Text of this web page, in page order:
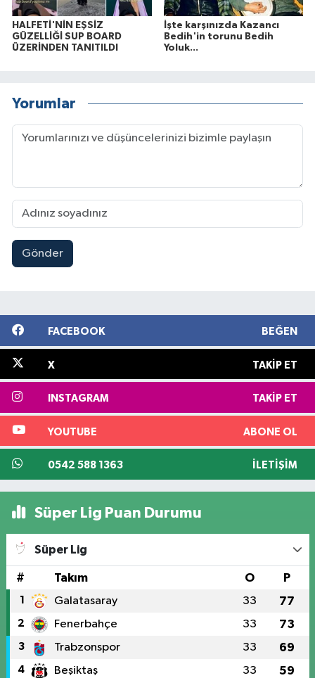
HALFETİ'NİN EŞSİZ
GÜZELLİĞİ SUP BOARD
ÜZERİNDEN TANITILDI
İşte karşınızda Kazancı
Bedih'in torunu Bedih
Yoluk...
Yorumlar
Gönder
FACEBOOK BEĞEN
X TAKIP ET
INSTAGRAM TAKIP ET
YOUTUBE ABONE OL
0542 588 1363 İLETIŞIM
Süper Lig Puan Durumu
Süper Lig
# Takım O P
1 Galatasaray 33 77
2 Fenerbahçe 33 73
3 Trabzonspor 33 69
4 Beşiktaş 33 59